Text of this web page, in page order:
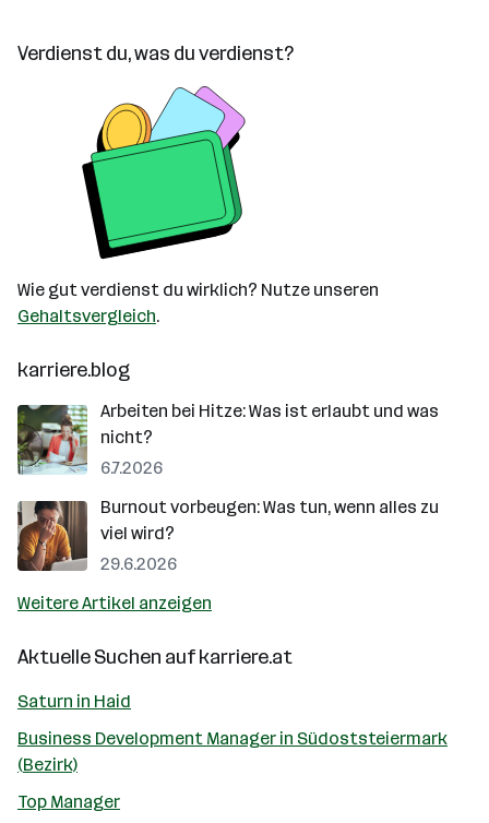
Verdienst du, was du verdienst?
Wie gut verdienst du wirklich? Nutze unseren
Gehaltsvergleich.
karriere.blog
Arbeiten bei Hitze: Was ist erlaubt und was
nicht?
6.7.2026
Burnout vorbeugen: Was tun, wenn alles zu
viel wird?
29.6.2026
Weitere Artikel anzeigen
Aktuelle Suchen aufkarriere.at
Saturn in Haid
Business Development Manager in Südoststeiermark
(Bezirk)
Top Manager